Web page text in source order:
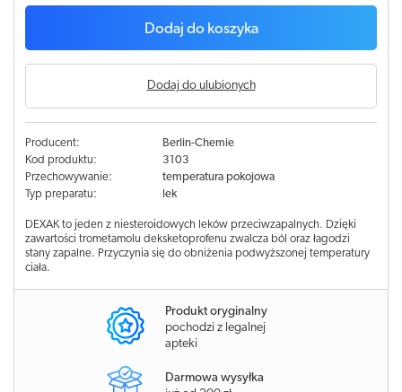
Dodaj do koszyka
Dodaj do ulubionych
Producent:
Berlin-Chemie
Kod produktu:
3103
Przechowywanie:
temperatura pokojowa
Typ preparatu:
lek
DEXAK to jeden z niesteroidowych leków przeciwzapalnych. Dzięki
zawartości trometamolu deksketoprofenu zwalcza ból oraz łagodzi
stany zapalne. Przyczynia się do obniżenia podwyższonej temperatury
ciała.
Produkt oryginalny
pochodzi z legalnej
apteki
Darmowa wysyłka